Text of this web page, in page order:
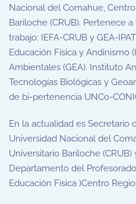
Nacional del Comahue,
Bariloche (CRUB). Pertenece
trabajo: IEFA-CRUB y GEA-
Educación Física y Andinismo
Ambientales (GEA). Instituto
Tecnologías Biológicas y
de bi-pertenencia UNCo-
En la actualidad es Secretario
Universidad Nacional del
Universitario Bariloche
Departamento del
Educación Fisica )Centro